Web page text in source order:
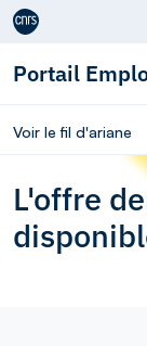
Aller au contenu
Portail
Voir le fil d'ariane
L'offre